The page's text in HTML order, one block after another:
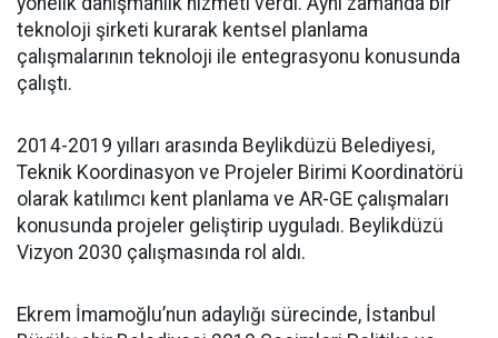
teknoloji şirketi kurarak kentsel planlama
çalışmalarının teknoloji ile entegrasyonu konusunda
çalıştı.
2014-2019 yılları arasında Beylikdüzü Belediyesi,
Teknik Koordinasyon ve Projeler Birimi Koordinatörü
olarak katılımcı kent planlama ve AR-GE çalışmaları
konusunda projeler geliştirip uyguladı. Beylikdüzü
Vizyon 2030 çalışmasında rol aldı.
Ekrem İmamoğlu’nun adaylığı sürecinde, İstanbul